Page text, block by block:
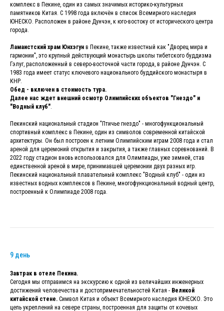
комплекс в Пекине, один из самых значимых историко-культурных
памятников Китая. С 1998 года включён в список Всемирного наследия
ЮНЕСКО. Расположен в районе Дунчэн, к юго-востоку от исторического центра
города.
Ламаистский храм Юнхэгун в Пекине, также известный как "Дворец мира и
гармонии", это крупный действующий монастырь школы тибетского буддизма
Гэлуг, расположенный в северо-восточной части города, в районе Дунчэн. С
1983 года имеет статус ключевого национального буддийского монастыря в
КНР.
Обед - включен в стоимость тура.
Далее нас ждет внешний осмотр Олимпийских объектов "Гнездо" и
"Водный клуб"
Пекинский национальный стадион "Птичье гнездо" - многофункциональный
спортивный комплекс в Пекине, один из символов современной китайской
архитектуры. Он был построен к летним Олимпийским играм 2008 года и стал
ареной для церемоний открытия и закрытия, а также главных соревнований. В
2022 году стадион вновь использовался для Олимпиады, уже зимней, став
единственной ареной в мире, принимавшей церемонии двух разных игр.
Пекинский национальный плавательный комплекс "Водный клуб" - один из
известных водных комплексов в Пекине, многофункциональный водный центр,
построенный к Олимпиаде 2008 года.
9 день
Завтрак в отеле Пекина.
Сегодня мы отправимся на экскурсию к одной из величайших инженерных
достижений человечества и достопримечательностей Китая - Великой
китайской стене. Символ Китая и объект Всемирного наследия ЮНЕСКО. Это
цепь укреплений на севере страны, построенная для защиты от кочевых